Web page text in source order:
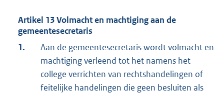
Artikel 13 Volmacht en machtiging aan de
gemeentesecretaris
1.
Aan de gemeentesecretaris wordt volmacht en
machtiging verleend tot het namens het
college verrichten van rechtshandelingen of
feitelijke handelingen die geen besluiten als